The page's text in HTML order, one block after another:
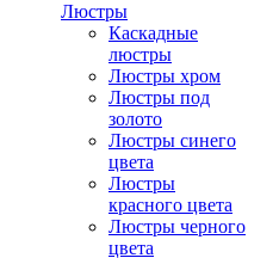
Люстры
Каскадные
люстры
Люстры хром
Люстры под
золото
Люстры синего
цвета
Люстры
красного цвета
Люстры черного
цвета